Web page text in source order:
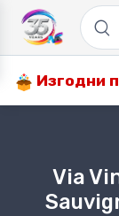
Изгодни
Via